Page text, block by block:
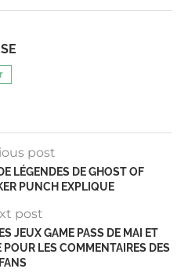
post
LÉGENDES DE GHOST OF
PUNCH EXPLIQUE
post
JEUX GAME PASS DE MAI ET
POUR LES COMMENTAIRES DES
FANS